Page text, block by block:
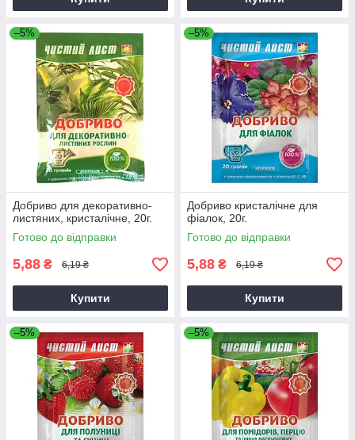
–5%
Добриво для декоративно-
листяних, кристалічне, 20г.
Готово до відправки
5,88 ₴ 6,19 ₴
Купити
–5%
Добриво кристалічне для
фіалок, 20г.
Готово до відправки
5,88 ₴ 6,19 ₴
Купити
–5% –5%